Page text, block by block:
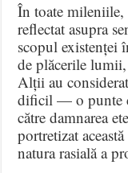
În toate mileniile,
reflectat asupra
scopul existenței
de plăcerile
Alții au
dificil — o punte
către damnarea
portretizat
natura rasială a